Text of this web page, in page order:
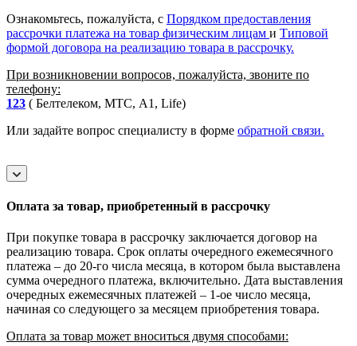
Ознакомьтесь, пожалуйста, с Порядком предоставления
рассрочки платежа на товар физическим лицам и Типовой
формой договора на реализацию товара в рассрочку.
При возникновении вопросов, пожалуйста, звоните по
телефону:
123 ( Белтелеком, МТС, A1, Life)
Или задайте вопрос специалисту в форме обратной связи.
Оплата за товар, приобретенный в рассрочку
При покупке товара в рассрочку заключается договор на
реализацию товара. Срок оплаты очередного ежемесячного
платежа – до 20-го числа месяца, в котором была выставлена
сумма очередного платежа, включительно. Дата выставления
очередных ежемесячных платежей – 1-ое число месяца,
начиная со следующего за месяцем приобретения товара.
Оплата за товар может вноситься двумя способами: